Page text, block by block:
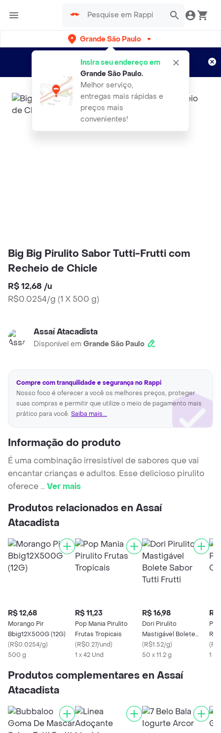
Grande São Paulo
Insira seu endereço em
Grande São Paulo.
Melhor serviço,
entregas mais rápidas e
preços mais
convenientes!
Entregas grátis por 15 dias!
Aplicam T&C
Big Big Pirulito Sabor Tutti-Frutti com
Recheio de Chicle
R$ 12,68 /u
R$0.0254/g (1 X 500 g)
Assaí Atacadista
Disponível em Grande São Paulo
Compre com tranquilidade e segurança no Rappi
Nosso foco é oferecer a você os melhores preços, proteger
suas compras e permitir que utilize o meio de pagamento mais
prático para você. Saiba mais...
Informação do produto
É uma combinação irresistível de sabores que vai
encantar crianças e adultos. Esse delicioso pirulito
oferece ...Ver mais
Produtos relacionados en Assaí
Atacadista
R$ 12,68
Morango Pir
Bbig12X500G (12G)
(R$0.0254/g)
500 g
R$ 11,23
Pop Mania Pirulito
Frutas Tropicais
(R$0.27/und)
1 x 42 Und
R$ 16,98
Dori Pirulito
Mastigável Bolete
Sabor Tutti Frutti
(R$1.52/g)
50 x 11.2 g
R$
Pop Cherrymix
(
1 X
Produtos complementares en Assaí
Atacadista